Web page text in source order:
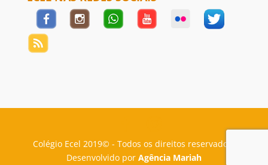
Colégio Ecel 2019© - Todos os direitos reservados.
Desenvolvido por Agência Mariah